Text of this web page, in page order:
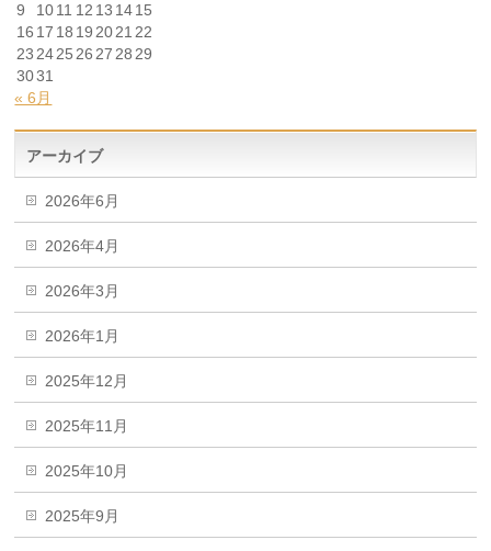
9
1011 12 13 1415
16 17 18 19 2021 22
23 2425 26 27 28 29
3031
« 6月
アーカイブ
2026年6月
2026年4月
2026年3月
2026年1月
2025年12月
2025年11月
2025年10月
2025年9月